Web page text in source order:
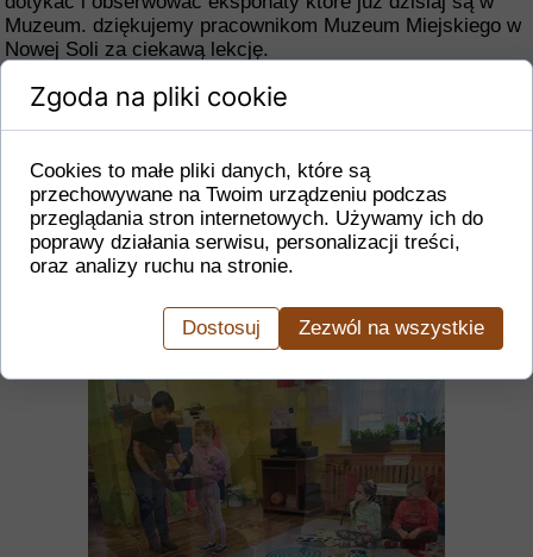
Muzeum. dziękujemy pracownikom Muzeum Miejskiego w
Nowej Soli za ciekawą lekcję.
Zgoda na pliki cookie
Cookies to małe pliki danych, które są
przechowywane na Twoim urządzeniu podczas
przeglądania stron internetowych. Używamy ich do
poprawy działania serwisu, personalizacji treści,
oraz analizy ruchu na stronie.
Dostosuj Zezwól na wszystkie